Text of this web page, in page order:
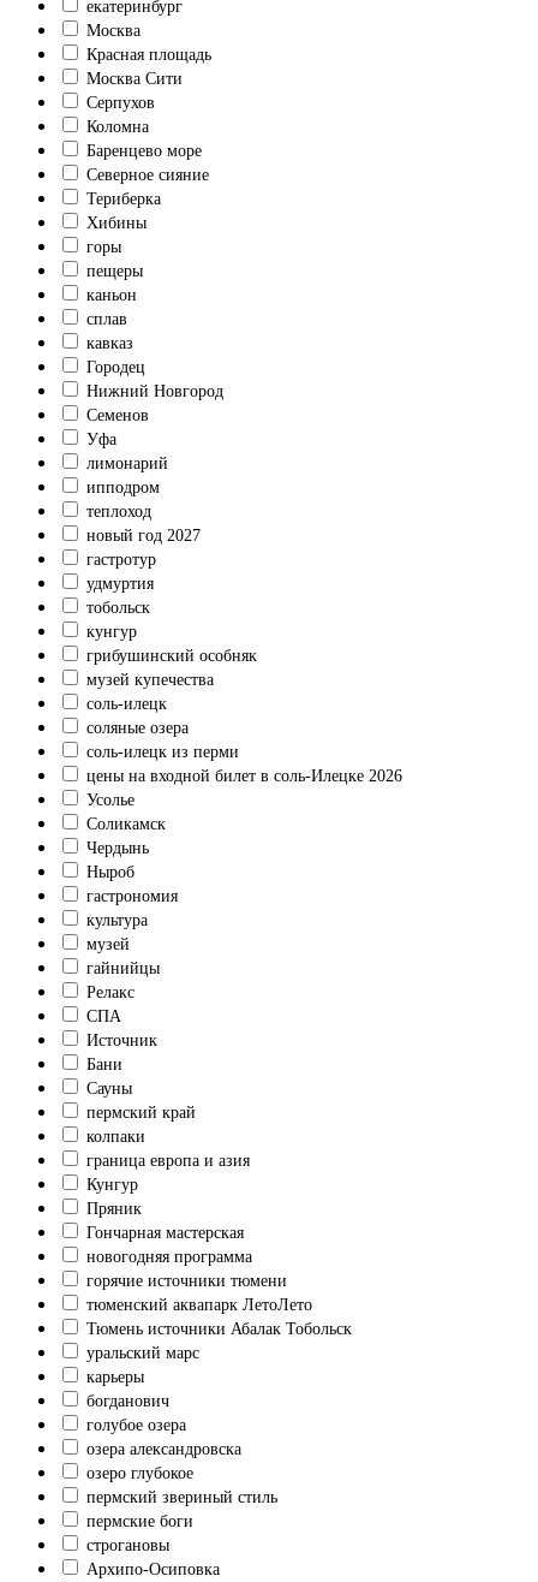
екатеринбург
Москва
Красная площадь
Москва Сити
Серпухов
Коломна
Баренцево море
Северное сияние
Териберка
Хибины
горы
пещеры
каньон
сплав
кавказ
Городец
Нижний Новгород
Семенов
Уфа
лимонарий
ипподром
теплоход
новый год 2027
гастротур
удмуртия
тобольск
кунгур
грибушинский особняк
музей купечества
соль-илецк
соляные озера
соль-илецк из перми
цены на входной билет в соль-Илецке 2026
Усолье
Соликамск
Чердынь
Ныроб
гастрономия
культура
музей
гайнийцы
Релакс
СПА
Источник
Бани
Сауны
пермский край
колпаки
граница европа и азия
Кунгур
Пряник
Гончарная мастерская
новогодняя программа
горячие источники тюмени
тюменский аквапарк ЛетоЛето
Тюмень источники Абалак Тобольск
уральский марс
карьеры
богданович
голубое озера
озера александровска
озеро глубокое
пермский звериный стиль
пермские боги
строгановы
Архипо-Осиповка